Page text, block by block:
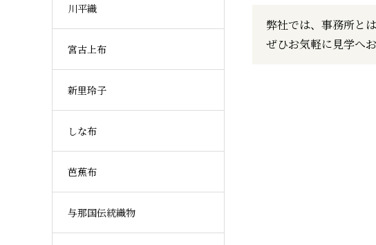
弊社では、事務所と
ぜひお気軽に見学へ
川平織
宮古上布
新里玲子
しな布
芭蕉布
与那国伝統織物